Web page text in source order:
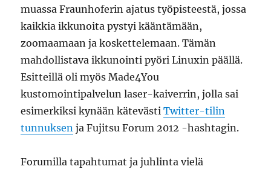
muassa Fraunhoferin ajatus työpisteestä, jossa
kaikkia ikkunoita pystyi kääntämään,
zoomaamaan ja koskettelemaan. Tämän
mahdollistava ikkunointi pyöri Linuxin päällä.
Esitteillä oli myös Made4You
kustomointipalvelun laser-kaiverrin, jolla sai
esimerkiksi kynään kätevästiTwitter-tilin
tunnuksen ja Fujitsu Forum 2012 -hashtagin.
Forumilla tapahtumat ja juhlinta vielä